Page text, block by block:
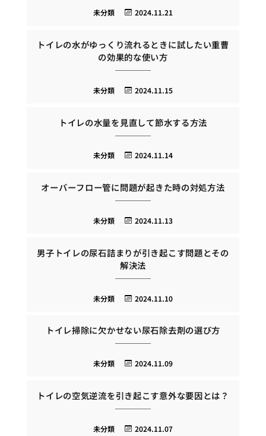
2024.11.21
未分類
トイレの水がゆっくり流れるときに試したい重曹
の効果的な使い方
2024.11.15
未分類
トイレの水量を見直して節水する方法
2024.11.14
未分類
オーバーフロー管に問題が起きた時の対処方法
2024.11.13
未分類
男子トイレの尿石詰まりが引き起こす問題とその
解決法
2024.11.10
未分類
トイレ掃除に欠かせない尿石除去剤の選び方
2024.11.09
未分類
トイレの空気逆流を引き起こす意外な要因とは？
2024.11.07
未分類